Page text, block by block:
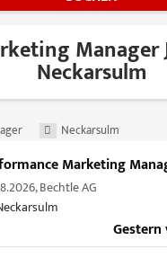
Manager
Neckarsulm
Neckarsulm
Marketing
Bechtle AG